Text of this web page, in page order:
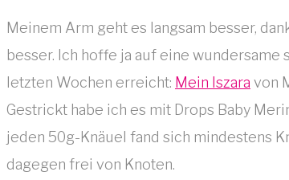
Meinem Arm geht es langsam besser,
besser. Ich hoffe ja auf eine
letzten Wochen erreicht: Mein Iszara von
Gestrickt habe ich es mit Drops Baby
jeden 50g-Knäuel fand sich mindestens
dagegen frei von Knoten.